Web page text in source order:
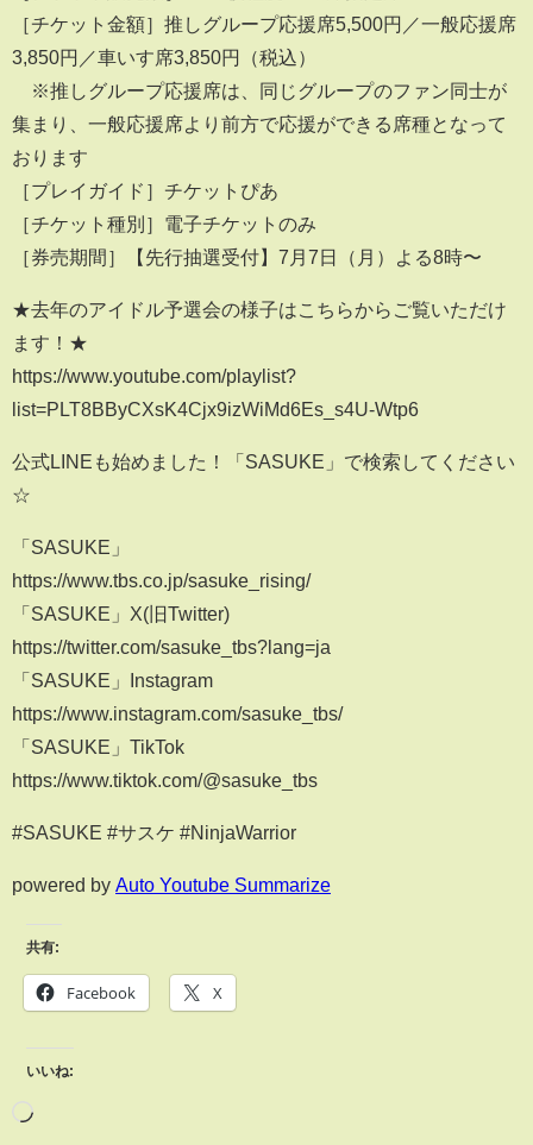
［チケット金額］推しグループ応援席5,500円／一般応援席
3,850円／車いす席3,850円（税込）
※推しグループ応援席は、同じグループのファン同士が
集まり、一般応援席より前方で応援ができる席種となって
おります
［プレイガイド］チケットぴあ
［チケット種別］電子チケットのみ
［券売期間］【先行抽選受付】7月7日（月）よる8時〜
★去年のアイドル予選会の様子はこちらからご覧いただけ
ます！★
https://www.youtube.com/playlist?
list=PLT8BByCXsK4Cjx9izWiMd6Es_s4U-Wtp6
公式LINEも始めました！「SASUKE」で検索してください
☆
「SASUKE」
https://www.tbs.co.jp/sasuke_rising/
「SASUKE」X(旧Twitter)
https://twitter.com/sasuke_tbs?lang=ja
「SASUKE」Instagram
https://www.instagram.com/sasuke_tbs/
「SASUKE」TikTok
https://www.tiktok.com/@sasuke_tbs
#SASUKE #サスケ #NinjaWarrior
powered by Auto Youtube Summarize
共有:
Facebook X
いいね: